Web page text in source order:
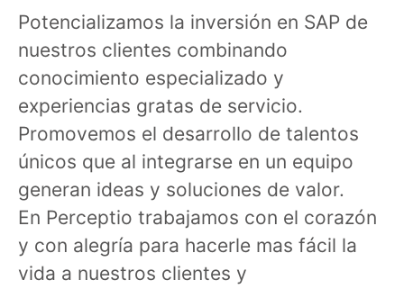
Potencializamos la inversión en SAP de
nuestros clientes combinando
conocimiento especializado y
experiencias gratas de servicio.
Promovemos el desarrollo de talentos
únicos que al integrarse en un equipo
generan ideas y soluciones de valor.
En Perceptio trabajamos con el corazón
y con alegría para hacerle mas fácil la
vida a nuestros clientes y